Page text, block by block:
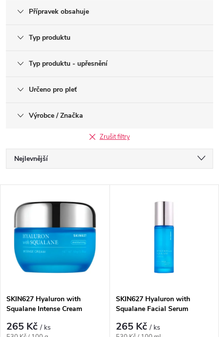
Přípravek obsahuje
Typ produktu
Typ produktu - upřesnění
Určeno pro pleť
Výrobce / Značka
Zrušit filtry
Ř
a
z
e
n
p
Nejlevnější
Abecedně
ý
p
s
p
SKIN627 Hyaluron with
Squalane Intense Cream
265 Kč/ ks
SKIN627 Hyaluron with
Squalane Facial Serum
265 Kč/ ks